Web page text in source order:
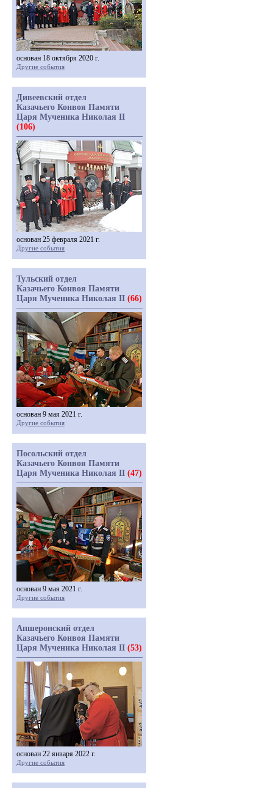
основан 18 октября 2020 г.
Другие события
Дивеевский отдел
Казачьего Конвоя Памяти
Царя Мученика Николая II
(106)
основан 25 февраля 2021 г.
Другие события
Тульский отдел
Казачьего Конвоя Памяти
Царя Мученика Николая II (66)
основан 9 мая 2021 г.
Другие события
Посольский отдел
Казачьего Конвоя Памяти
Царя Мученика Николая II (47)
основан 9 мая 2021 г.
Другие события
Апшеронский отдел
Казачьего Конвоя Памяти
Царя Мученика Николая II (53)
основан 22 января 2022 г.
Другие события